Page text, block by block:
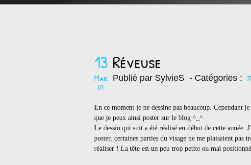
13
Mar
07
Réveuse
Publié par SylvieS - Catégories :
En ce moment je ne dessine pas beaucoup. Cependant
que je peux ainsi poster sur le blog ^_^
Le dessin qui suit a été réalisé en début de cette
poster, certaines parties du visage ne me plaisaient pas
réaliser ! La tête est un peu trop petite ou mal